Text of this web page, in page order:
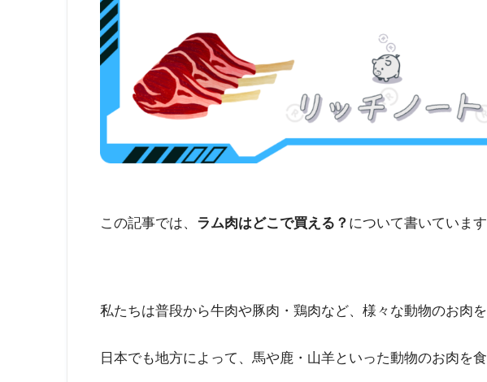
この記事では、 ラム肉はどこで買える？ について書いています
私たちは普段から牛肉や豚肉・鶏肉など、様々な動物のお肉を
日本でも地方によって、馬や鹿・山羊といった動物のお肉を